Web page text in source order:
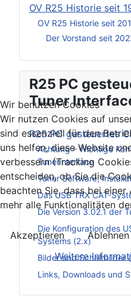
OV R25 Historie seit
OV R25 Historie seit
Der Vorstand seit
R25 PC
Tuner
R25 PC gesteuertes
Achtung – Wichtige
Tunerinterface
Tuner Software,
Das USB TRX CAT-
Die Version 3.02.1 der
Die Konfiguration des
Systems (2.x)
Bilder und Schaltbilder
Links, Downloads und
Wir benutzen Cookies
Wir nutzen Cookies auf
sind essenziell für den
uns helfen, diese Website
verbessern (Tracking
entscheiden, ob Sie die
beachten Sie, dass bei
mehr alle Funktionalitäten
Akzeptieren
Ablehnen
Weitere